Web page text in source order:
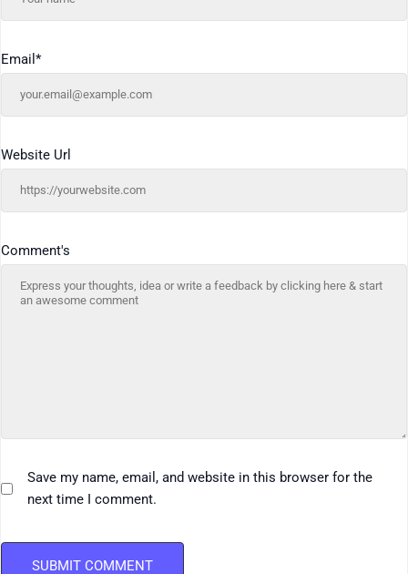
Comment's
Email *
Website Url
Save my name, email, and website in this browser for the
next time I comment.